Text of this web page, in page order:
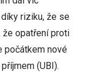
riziku, že se
opatření proti
počátkem nové
(UBI).